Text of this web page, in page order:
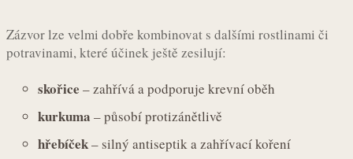
Zázvor lze velmi dobře kombinovat s dalšími rostlinami či
potravinami, které účinek ještě zesilují:
skořice – zahřívá a podporuje krevní oběh
kurkuma – působí protizánětlivě
hřebíček– silný antiseptik a zahřívací koření